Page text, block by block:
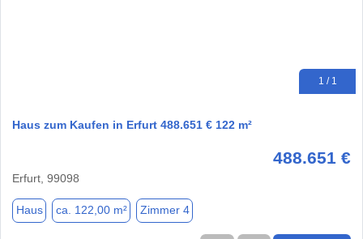
1 / 1
Haus zum Kaufen in Erfurt 488.651 € 122 m²
488.651 €
Erfurt, 99098
Haus ca. 122,00 m² Zimmer 4